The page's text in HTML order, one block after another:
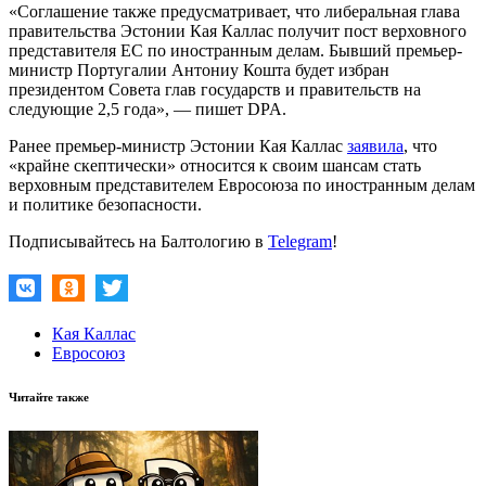
«Соглашение также предусматривает, что либеральная глава
правительства Эстонии Кая Каллас получит пост верховного
представителя ЕС по иностранным делам. Бывший премьер-
министр Португалии Антониу Кошта будет избран
президентом Совета глав государств и правительств на
следующие 2,5 года», — пишет DPA.
Ранее премьер-министр Эстонии Кая Каллас заявила, что
«крайне скептически» относится к своим шансам стать
верховным представителем Евросоюза по иностранным делам
и политике безопасности.
Подписывайтесь на Балтологию в Telegram!
Кая Каллас
Евросоюз
Читайте также